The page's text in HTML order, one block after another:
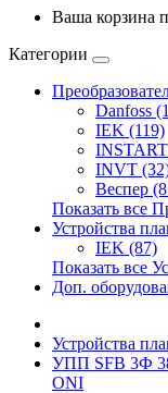
Ваша корзина
Категории
Danfoss
IEK (119)
INVT
Веспер
Показать все
Устройства
IEK (87)
Показать все
Доп.
Устройства
УПП SFB 3Ф
ONI